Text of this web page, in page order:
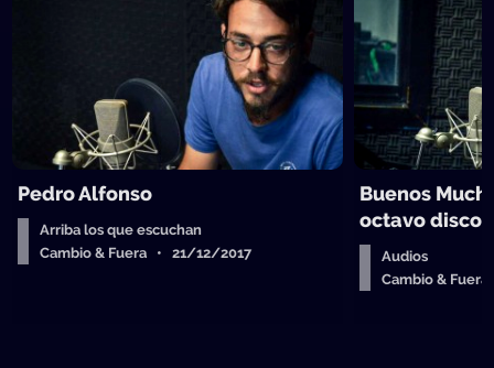
Pedro Alfonso
Arriba los que escuchan
Cambio & Fuera • 21/12/2017
Buenos
octavo disco
Audios
Cambio &